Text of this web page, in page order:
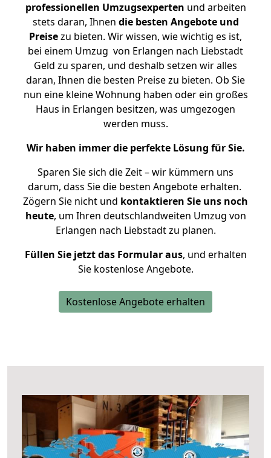
professionellen Umzugsexperten und arbeiten
stets daran, Ihnen die besten Angebote und
Preisezu bieten. Wir wissen, wie wichtig es ist,
bei einem Umzug von Erlangen nach Liebstadt
Geld zu sparen, und deshalb setzen wir alles
daran, Ihnen die besten Preise zu bieten. Ob Sie
nun eine kleine Wohnung haben oder ein großes
Haus in Erlangen besitzen, was umgezogen
werden muss.
Wir haben immer die perfekte Lösung für Sie.
Sparen Sie sich die Zeit – wir kümmern uns
darum, dass Sie die besten Angebote erhalten.
Zögern Sie nicht und kontaktieren Sie uns noch
heute, um Ihren deutschlandweiten Umzug von
Erlangen nach Liebstadt zu planen.
Füllen Sie jetzt das Formular aus, und erhalten
Sie kostenlose Angebote.
Kostenlose Angebote erhalten